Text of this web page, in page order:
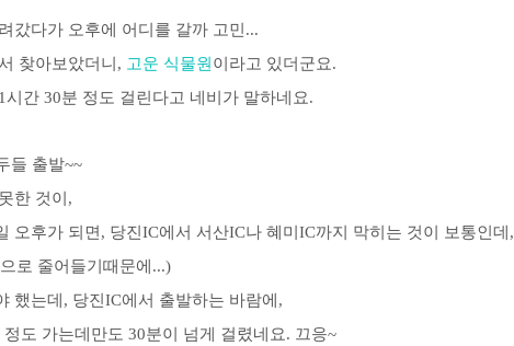
갔다가 오후에 어디를 갈까 고민...
찾아보았더니, 고운 식물원 이라고 있더군요.
간 30분 정도 걸린다고 네비가 말하네요.
들 출발~~
한 것이,
오후가 되면, 당진IC에서 서산IC나 혜미IC까지 막히는 것이 보통인데,
로 줄어들기때문에...)
했는데, 당진IC에서 출발하는 바람에,
도 가는데만도 30분이 넘게 걸렸네요. 끄응~